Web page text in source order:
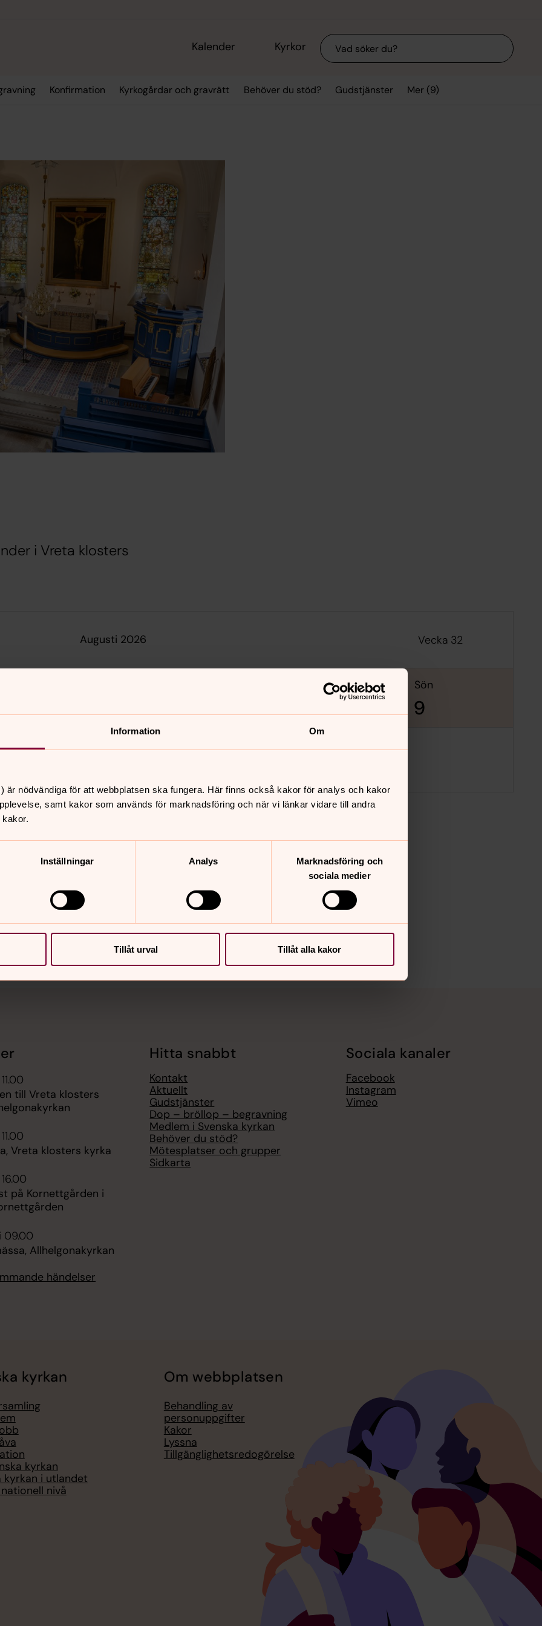
Information Om
är nödvändiga för att webbplatsen ska fungera. Här finns också kakor för analys och kakor
samt kakor som används för marknadsföring och när vi länkar vidare till andra
Inställningar Analys
Marknadsföring och
sociala medier
Tillåt urval Tillåt alla kakor
Kalender Kyrkor Sök
Konfirmation Kyrkogårdar och gravrätt Behöver du stöd? Gudstjänster Mer (9)
i Vreta klosters
augusti 2026 Vecka 32
6 7
lör
8
sön
9
fredag 7 augusti 2026·16.00–17.00
till Vreta klosters
Vreta klosters kyrka
på Kornettgården i
09.00
Allhelgonakyrkan
händelser
Hitta snabbt
Kontakt
Aktuellt
Gudstjänster
Dop – bröllop – begravning
Medlem i Svenska kyrkan
Behöver du stöd?
Mötesplatser och grupper
Sidkarta
Sociala kanaler
Facebook
Instagram
Vimeo
kyrkan
kyrkan
kyrkan i utlandet
nivå
Om webbplatsen
Behandling av
personuppgifter
Kakor
Lyssna
Tillgänglighetsredogörelse